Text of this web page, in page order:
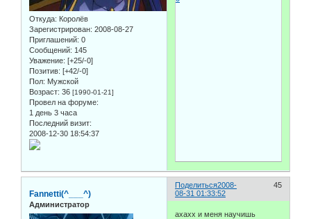
Откуда: Королёв
Зарегистрирован: 2008-08-27
Приглашений: 0
Сообщений: 145
Уважение: [+25/-0]
Позитив: [+42/-0]
Пол: Мужской
Возраст: 36 [1990-01-21]
Провел на форуме:
1 день 3 часа
Последний визит:
2008-12-30 18:54:37
Поделиться 45
2008-
08-31 01:33:52
Fannetti(^___^)
Администратор
ахахх и меня научишь